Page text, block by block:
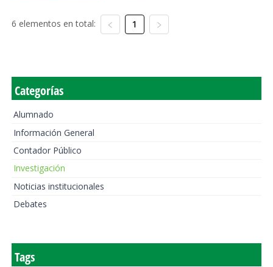
6 elementos en total: 1
Categorías
Alumnado
Información General
Contador Público
Investigación
Noticias institucionales
Debates
Tags